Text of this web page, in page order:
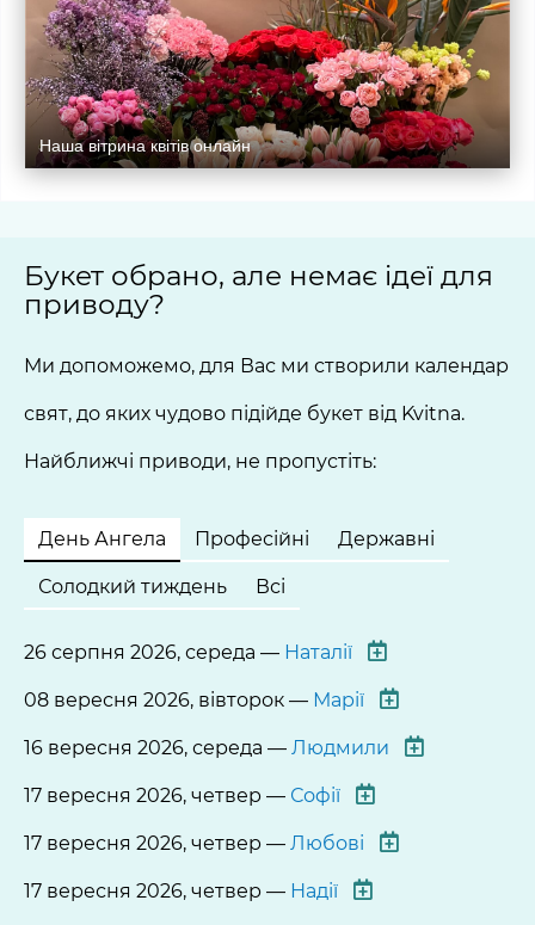
Наша вітрина квітів онлайн
Букет обрано, але немає ідеї для
приводу?
Ми допоможемо, для Вас ми створили календар
свят, до яких чудово підійде букет від Kvitna.
Найближчі приводи, не пропустіть:
День Ангела Професійні Державні
Солодкий тиждень Всі
26 серпня 2026, середа — Наталії
08 вересня 2026, вівторок — Марії
16 вересня 2026, середа — Людмили
17 вересня 2026, четвер — Софії
17 вересня 2026, четвер — Любові
17 вересня 2026, четвер — Надії